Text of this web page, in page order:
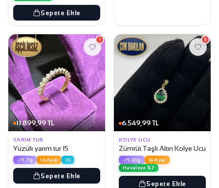
Sepete Ekle
11.899,99 TL
1
YARIM TUR
Yüzük yarım tur 15
1.7g 14 Ayar 15
Sepete Ekle
6.549,99 TL
3
KOLYE UCU
Zümrüt Taşlı Altın Kolye Ucu
1.01g
14 Ayar
Havaleye %7
Sepete Ekle